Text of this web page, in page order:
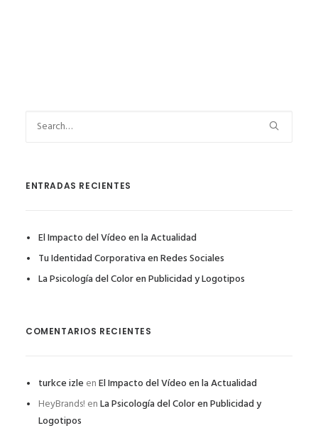
ENTRADAS RECIENTES
El Impacto del Vídeo en la Actualidad
Tu Identidad Corporativa en Redes Sociales
La Psicología del Color en Publicidad y Logotipos
COMENTARIOS RECIENTES
turkce izle enEl Impacto del Vídeo en la Actualidad
HeyBrands! enLa Psicología del Color en Publicidad y
Logotipos